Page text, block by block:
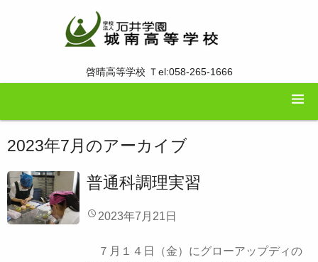
啓晴高等学校 Ｔel:058-265-1666
2023年7月 のアーカイブ
普通科調理実習
2023年7月21日
７月１４日（金）にグローアップディの